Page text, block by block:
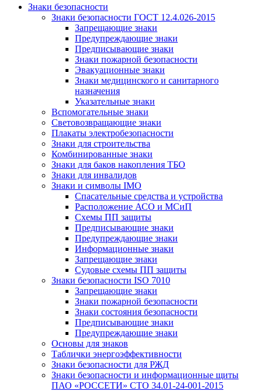
Знаки безопасности
Знаки безопасности ГОСТ 12.4.026-2015
Запрещающие знаки
Предупреждающие знаки
Предписывающие знаки
Знаки пожарной безопасности
Эвакуационные знаки
Знаки медицинского и санитарного
назначения
Указательные знаки
Вспомогательные знаки
Световозвращающие знаки
Плакаты электробезопасности
Знаки для строительства
Комбинированные знаки
Знаки для баков накопления ТБО
Знаки для инвалидов
Знаки и символы IMO
Спасательные средства и устройства
Расположение АСО и МСиП
Схемы ПП защиты
Предписывающие знаки
Предупреждающие знаки
Информационные знаки
Запрещающие знаки
Судовые схемы ПП защиты
Знаки безопасности ISO 7010
Запрещающие знаки
Знаки пожарной безопасности
Знаки состояния безопасности
Предписывающие знаки
Предупреждающие знаки
Основы для знаков
Таблички энергоэффективности
Знаки безопасности для РЖД
Знаки безопасности и информационные щиты
ПАО «РОССЕТИ» СТО 34.01-24-001-2015